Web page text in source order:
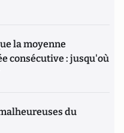
la moyenne
consécutive : jusqu'où
du